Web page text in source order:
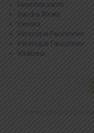
Recettes santé
Sandra Alcais
Seniors
Véronique Fauconnier
Véronique Fauconnier
Vitaliseur